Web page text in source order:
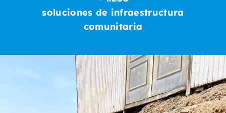
soluciones de infraestructura
comunitaria